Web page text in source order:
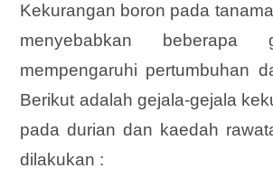
Kekurangan boron pada
menyebabkan beberapa
mempengaruhi pertumbuhan
Berikut adalah gejala-gejala
pada durian dan kaedah
dilakukan :